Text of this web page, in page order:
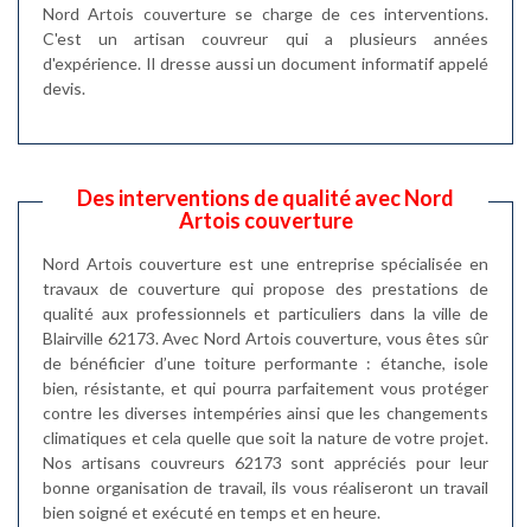
Nord Artois couverture se charge de ces interventions.
C'est un artisan couvreur qui a plusieurs années
d'expérience. Il dresse aussi un document informatif appelé
devis.
Des interventions de qualité avec Nord
Artois couverture
Nord Artois couverture est une entreprise spécialisée en
travaux de couverture qui propose des prestations de
qualité aux professionnels et particuliers dans la ville de
Blairville 62173. Avec Nord Artois couverture, vous êtes sûr
de bénéficier d’une toiture performante : étanche, isole
bien, résistante, et qui pourra parfaitement vous protéger
contre les diverses intempéries ainsi que les changements
climatiques et cela quelle que soit la nature de votre projet.
Nos artisans couvreurs 62173 sont appréciés pour leur
bonne organisation de travail, ils vous réaliseront un travail
bien soigné et exécuté en temps et en heure.